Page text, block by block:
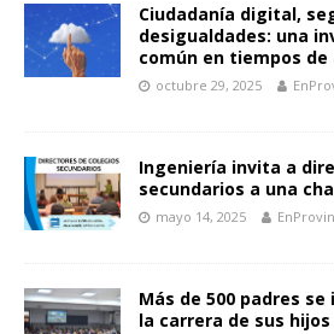
Ciudadanía digital,
desigualdades: una
común en tiempos
octubre 29, 2025
Ingeniería invita a
secundarios a una
mayo 14, 2025
Más de 500 padres
la carrera de sus hijos